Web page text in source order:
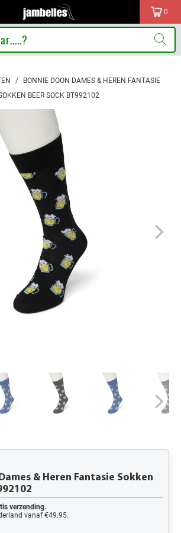
0
/
BONNIE DOON DAMES & HEREN FANTASIE
BEER SOCK BT992102
& Heren Fantasie Sokken
verzending.
vanaf €49.95.